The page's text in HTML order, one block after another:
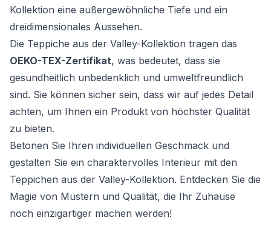
Kollektion eine außergewöhnliche Tiefe und ein
dreidimensionales Aussehen.
Die Teppiche aus der Valley-Kollektion tragen das
OEKO-TEX-Zertifikat, was bedeutet, dass sie
gesundheitlich unbedenklich und umweltfreundlich
sind. Sie können sicher sein, dass wir auf jedes Detail
achten, um Ihnen ein Produkt von höchster Qualität
zu bieten.
Betonen Sie Ihren individuellen Geschmack und
gestalten Sie ein charaktervolles Interieur mit den
Teppichen aus der Valley-Kollektion. Entdecken Sie die
Magie von Mustern und Qualität, die Ihr Zuhause
noch einzigartiger machen werden!